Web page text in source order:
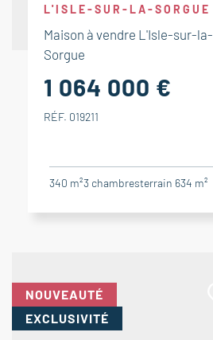
L'ISLE-SUR-LA-SORGUE
Maison à vendre L'Isle-sur-la-
Sorgue
1 064 000 €
RÉF. 019211
340 m²3 chambresterrain 634 m²
NOUVEAUTÉ
EXCLUSIVITÉ